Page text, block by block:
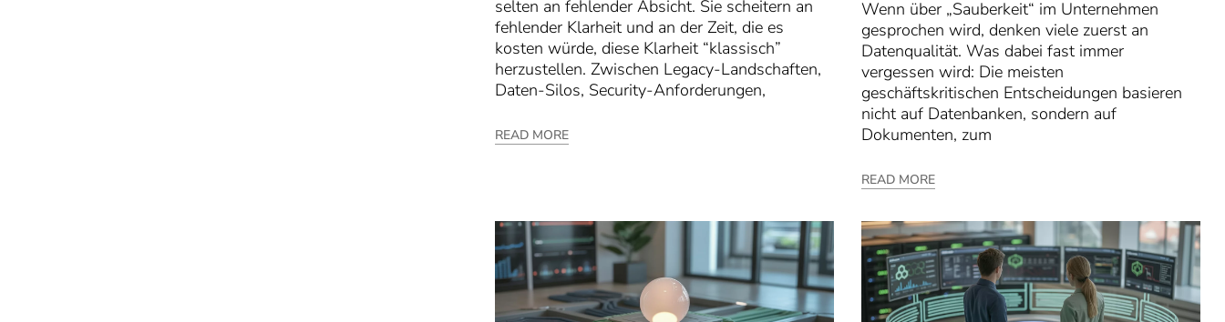
selten an fehlender Absicht. Sie scheitern an
fehlender Klarheit und an der Zeit, die es
kosten würde, diese Klarheit “klassisch”
herzustellen. Zwischen Legacy-Landschaften,
Daten-Silos, Security-Anforderungen,
READ MORE
Wenn über „Sauberkeit“ im Unternehmen
gesprochen wird, denken viele zuerst an
Datenqualität. Was dabei fast immer
vergessen wird: Die meisten
geschäftskritischen Entscheidungen basieren
nicht auf Datenbanken, sondern auf
Dokumenten, zum
READ MORE